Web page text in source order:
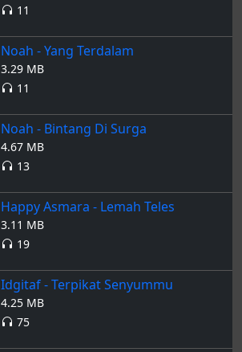
11
Noah - Yang Terdalam
3.29 MB
11
Noah - Bintang Di Surga
4.67 MB
13
Happy Asmara - Lemah Teles
3.11 MB
19
Idgitaf - Terpikat Senyummu
4.25 MB
75